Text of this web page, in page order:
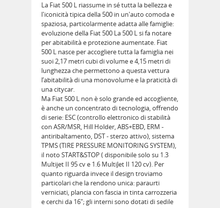
La Fiat 500 L riassume in sé tutta la bellezza e
l'iconicità tipica della 500 in un'auto comoda e
spaziosa, particolarmente adatta alle famiglie:
evoluzione della Fiat 500 La 500 L si fa notare
per abitabilità e protezione aumentate. Fiat
500 L nasce per accogliere tutta la famiglia nei
suoi 2,17 metri cubi di volume e 4,15 metri di
lunghezza che permettono a questa vettura
l’abitabilità di una monovolume e la praticità di
una citycar.
Ma Fiat 500 L non è solo grande ed accogliente,
è anche un concentrato di tecnologia, offrendo
di serie: ESC (controllo elettronico di stabilità
con ASR/MSR, Hill Holder, ABS+EBD, ERM -
antiribaltamento, DST - sterzo attivo), sistema
TPMS (TIRE PRESSURE MONITORING SYSTEM),
il noto START&STOP ( disponibile solo su 1.3
Multijet II 95 cv e 1.6 MultiJet II 120 cv). Per
quanto riguarda invece il design troviamo
particolari che la rendono unica: paraurti
verniciati, plancia con fascia in tinta carrozzeria
e cerchi da 16"; gli interni sono dotati di sedile